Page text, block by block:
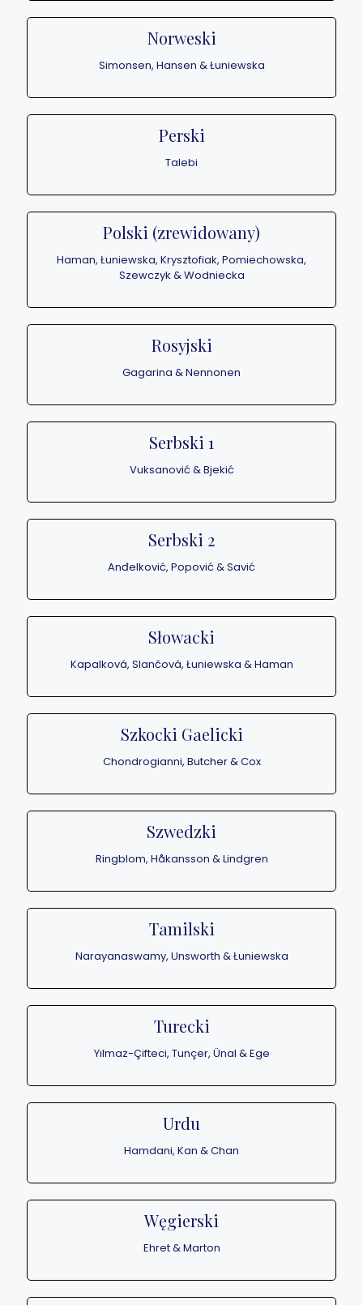
Norweski
Simonsen, Hansen & Łuniewska
Perski
Talebi
Polski (zrewidowany)
Haman, Łuniewska, Krysztofiak, Pomiechowska,
Szewczyk & Wodniecka
Rosyjski
Gagarina & Nennonen
Serbski 1
Vuksanović & Bjekić
Serbski 2
Anđelković, Popović & Savić
Słowacki
Kapalková, Slančová, Łuniewska & Haman
Szkocki Gaelicki
Chondrogianni, Butcher & Cox
Szwedzki
Ringblom, Håkansson & Lindgren
Tamilski
Narayanaswamy, Unsworth & Łuniewska
Turecki
Yılmaz-Çifteci, Tunçer, Ünal & Ege
Urdu
Hamdani, Kan & Chan
Węgierski
Ehret & Marton